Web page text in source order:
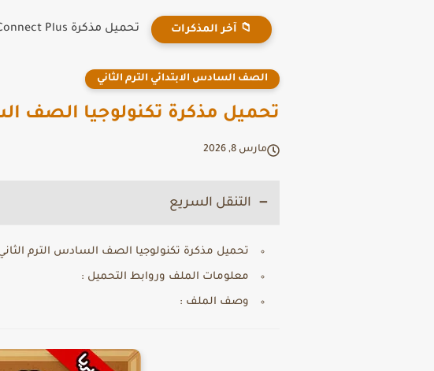
📁 آخر المذكرات تحميل مذكرة Connect Plus للصف الثالث الابتدائي الترم الأول PDF...
الصف السادس الابتدائي الترم الثاني
تحميل مذكرة تكنولوجيا الصف
مارس 8, 2026
التنقل السريع
تحميل مذكرة تكنولوجيا الصف السادس الترم الثاني
معلومات الملف وروابط التحميل :
وصف الملف :